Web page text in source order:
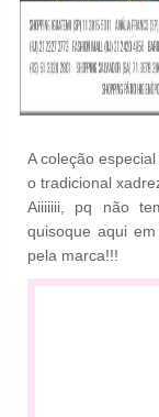
A coleção
o tradicional
Aiiiiiii, pq não
quisoque aqui
pela marca!!!